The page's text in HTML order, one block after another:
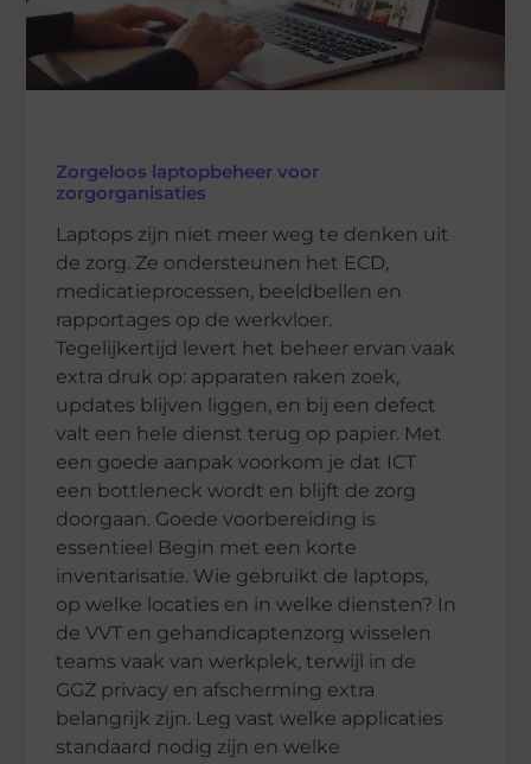
Zorgeloos laptopbeheer voor
zorgorganisaties
Laptops zijn niet meer weg te denken uit
de zorg. Ze ondersteunen het ECD,
medicatieprocessen, beeldbellen en
rapportages op de werkvloer.
Tegelijkertijd levert het beheer ervan vaak
extra druk op: apparaten raken zoek,
updates blijven liggen, en bij een defect
valt een hele dienst terug op papier. Met
een goede aanpak voorkom je dat ICT
een bottleneck wordt en blijft de zorg
doorgaan. Goede voorbereiding is
essentieel Begin met een korte
inventarisatie. Wie gebruikt de laptops,
op welke locaties en in welke diensten? In
de VVT en gehandicaptenzorg wisselen
teams vaak van werkplek, terwijl in de
GGZ privacy en afscherming extra
belangrijk zijn. Leg vast welke applicaties
standaard nodig zijn en welke